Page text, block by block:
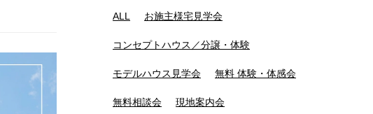
ALL お施主様宅見学会
コンセプトハウス／分譲・体験
モデルハウス見学会 無料 体験・体感会
無料相談会 現地案内会